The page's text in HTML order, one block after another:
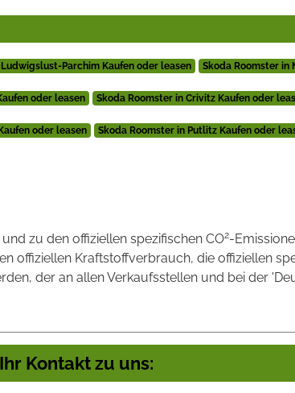
Parchim Kaufen oder leasen Skoda Roomster in
oder leasen Skoda Roomster in Crivitz Kaufen oder
oder leasen Skoda Roomster in Putlitz Kaufen oder
zu den offiziellen spezifischen CO2-
offiziellen Kraftstoffverbrauch, die offiziellen
der an allen Verkaufsstellen und bei der
Ihr Kontakt zu uns: